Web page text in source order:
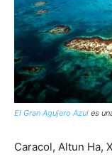
El Gran Agujero Azul es
Caracol, Altun Ha,